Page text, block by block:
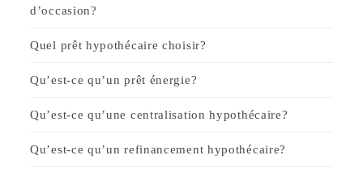
d’occasion?
Quel prêt hypothécaire choisir?
Qu’est-ce qu’un prêt énergie?
Qu’est-ce qu’une centralisation hypothécaire?
Qu’est-ce qu’un refinancement hypothécaire?